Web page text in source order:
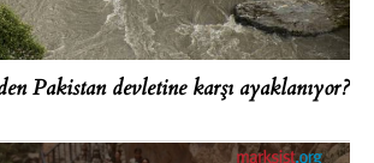
Pakistan devletine karşı ayaklanıyor?